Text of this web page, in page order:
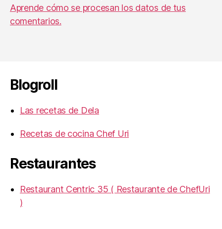
Aprende cómo se procesan los datos de tus
comentarios.
Blogroll
Las recetas de Dela
Recetas de cocina Chef Uri
Restaurantes
Restaurant Centric 35 ( Restaurante de ChefUri
)